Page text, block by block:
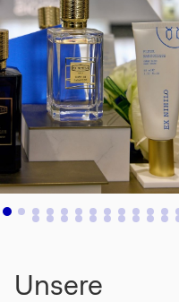
Unsere